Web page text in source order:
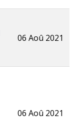
06 Aoû 2021
06 Aoû 2021